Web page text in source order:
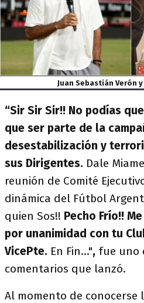
Juan Sebastián Verón
“Sir Sir Sir!! No podías
que ser parte de la
desestabilización y
sus Dirigentes. Dale
reunión de Comité
dinámica del Fútbol
quien Sos!! Pecho Frío!!
por unanimidad con tu
VicePte. En Fin…", fue uno
comentarios que lanzó.
Al momento de conocerse